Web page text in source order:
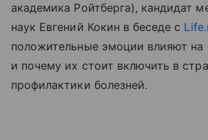
академика Ройтберга), кандидат
наук Евгений Кокин в беседе с
положительные эмоции влияют на
и почему их стоит включить в
профилактики болезней.